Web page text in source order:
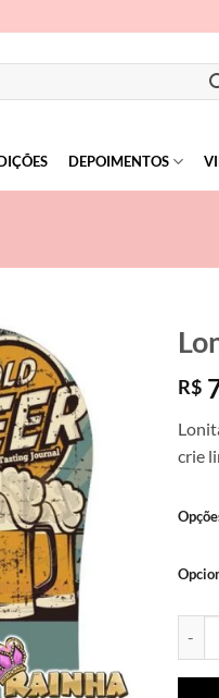
DEPOIMENTOS
R$
crie